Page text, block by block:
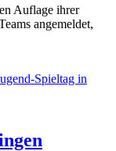
Auflage ihrer
angemeldet,